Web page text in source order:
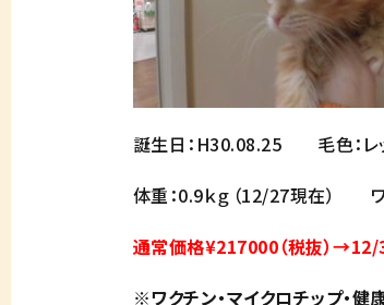
誕生日：H30.08.25 毛色：レ
体重：0.9ｋｇ（12/27現在） ワ
通常価格¥217000（税抜）→12/
※ワクチン・マイクロチップ・